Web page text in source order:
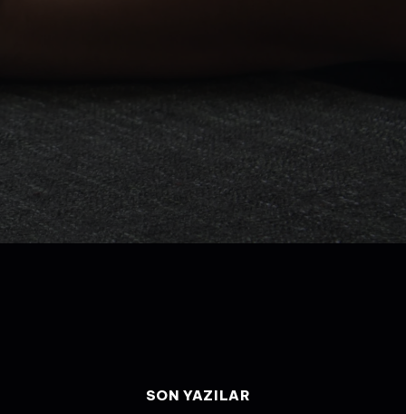
SON YAZILAR